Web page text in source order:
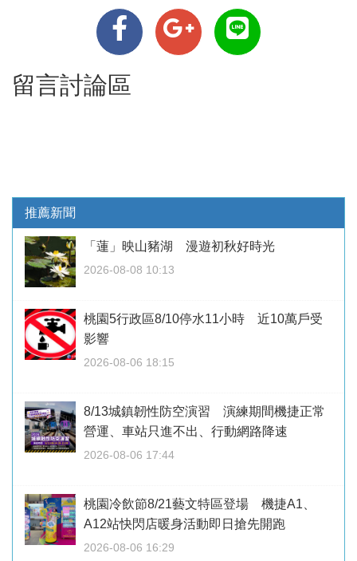
留言討論區
推薦新聞
「蓮」映山豬湖 漫遊初秋好時光
2026-08-08 10:13
桃園5行政區8/10停水11小時 近10萬戶受
影響
2026-08-06 18:15
8/13城鎮韌性防空演習 演練期間機捷正常
營運、車站只進不出、行動網路降速
2026-08-06 17:44
桃園冷飲節8/21藝文特區登場 機捷A1、
A12站快閃店暖身活動即日搶先開跑
2026-08-06 16:29